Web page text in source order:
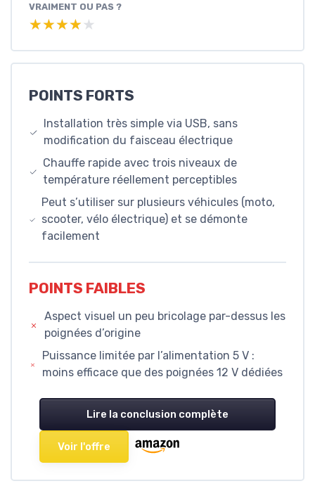
VRAIMENT OU PAS ?
★★★★★
★★★★★
POINTS FORTS
Installation très simple via USB, sans
modification du faisceau électrique
Chauffe rapide avec trois niveaux de
température réellement perceptibles
Peut s’utiliser sur plusieurs véhicules (moto,
scooter, vélo électrique) et se démonte
facilement
POINTS FAIBLES
Aspect visuel un peu bricolage par-dessus les
poignées d’origine
Puissance limitée par l’alimentation 5 V :
moins efficace que des poignées 12 V dédiées
Lire la conclusion complète
Voir l'offre